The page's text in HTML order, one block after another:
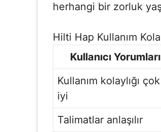
herhangi bir zorluk
Hilti Hap Kullanım
Kullanıcı Yorumları
Kullanım kolaylığı çok
iyi
Talimatlar anlaşılır